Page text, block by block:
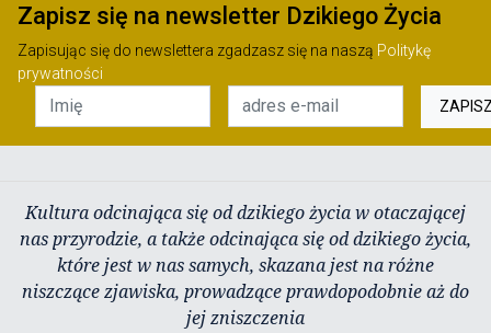
Zapisz się na newsletter Dzikiego Życia
Zapisując się do newslettera zgadzasz się na naszą Politykę
prywatności
Kultura odcinająca się od dzikiego życia w otaczającej
nas przyrodzie, a także odcinająca się od dzikiego życia,
które jest w nas samych, skazana jest na różne
niszczące zjawiska, prowadzące prawdopodobnie aż do
jej zniszczenia